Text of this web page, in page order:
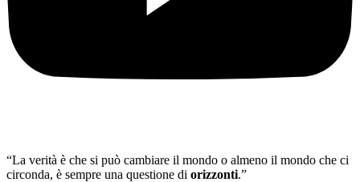
“La verità è che si può cambiare il mondo o almeno il mondo che ci
circonda, è sempre una questione di orizzonti.”